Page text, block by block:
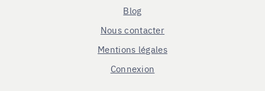
Blog
Nous contacter
Mentions légales
Connexion